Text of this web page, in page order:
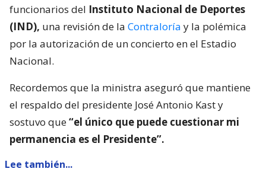
funcionarios del Instituto Nacional de Deportes
(IND), una revisión de la Contraloría y la polémica
por la autorización de un concierto en el Estadio
Nacional.
Recordemos que la ministra aseguró que mantiene
el respaldo del presidente José Antonio Kast y
sostuvo que“el único que puede cuestionar mi
permanencia es el Presidente”.
Lee también...